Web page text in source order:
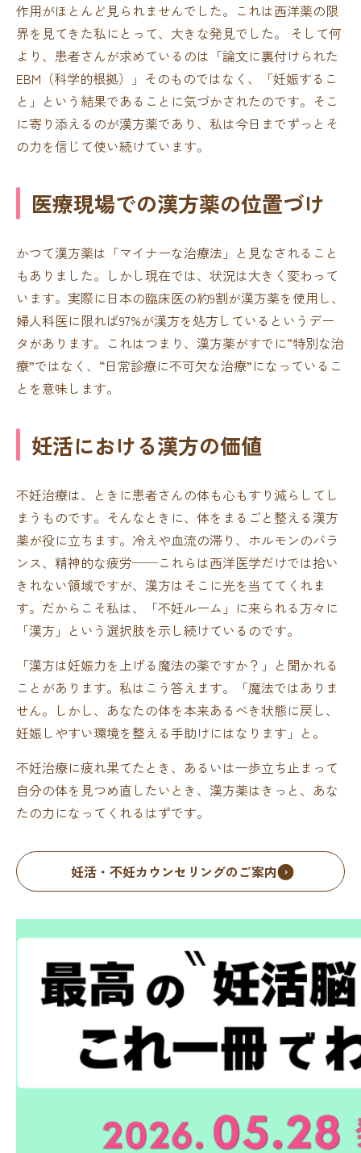
作用がほとんど見られませんでした。これは西洋薬の限
界を見てきた私にとって、大きな発見でした。 そして何
より、患者さんが求めているのは「論文に裏付けられた
EBM（科学的根拠）」そのものではなく、「妊娠するこ
と」という結果であることに気づかされたのです。そこ
に寄り添えるのが漢方薬であり、私は今日までずっとそ
の力を信じて使い続けています。
医療現場での漢方薬の位置づけ
かつて漢方薬は「マイナーな治療法」と見なされること
もありました。しかし現在では、状況は大きく変わって
います。実際に日本の臨床医の約9割が漢方薬を使用し、
婦人科医に限れば97%が漢方を処方しているというデー
タがあります。これはつまり、漢方薬がすでに“特別な治
療”ではなく、“日常診療に不可欠な治療”になっているこ
とを意味します。
妊活における漢方の価値
不妊治療は、ときに患者さんの体も心もすり減らしてし
まうものです。そんなときに、体をまるごと整える漢方
薬が役に立ちます。冷えや血流の滞り、ホルモンのバラ
ンス、精神的な疲労──これらは西洋医学だけでは拾い
きれない領域ですが、漢方はそこに光を当ててくれま
す。だからこそ私は、「不妊ルーム」に来られる方々に
「漢方」という選択肢を示し続けているのです。
「漢方は妊娠力を上げる魔法の薬ですか？」と聞かれる
ことがあります。私はこう答えます。「魔法ではありま
せん。しかし、あなたの体を本来あるべき状態に戻し、
妊娠しやすい環境を整える手助けにはなります」と。
不妊治療に疲れ果てたとき、あるいは一歩立ち止まって
自分の体を見つめ直したいとき、漢方薬はきっと、あな
たの力になってくれるはずです。
妊活・不妊カウンセリングのご案内